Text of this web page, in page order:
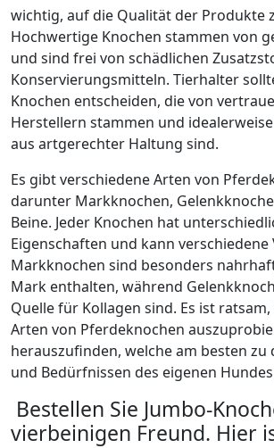
wichtig, auf die Qualität der Produkte
Hochwertige Knochen stammen von
und sind frei von schädlichen
Konservierungsmitteln. Tierhalter
Knochen entscheiden, die von
Herstellern stammen und
aus artgerechter Haltung sind.
Es gibt verschiedene Arten von
darunter Markknochen,
Beine. Jeder Knochen hat
Eigenschaften und kann
Markknochen sind besonders
Mark enthalten, während
Quelle für Kollagen sind. Es ist
Arten von Pferdeknochen
herauszufinden, welche am besten zu
und Bedürfnissen des eigenen
Bestellen Sie Jumbo-
vierbeinigen Freund. Hier